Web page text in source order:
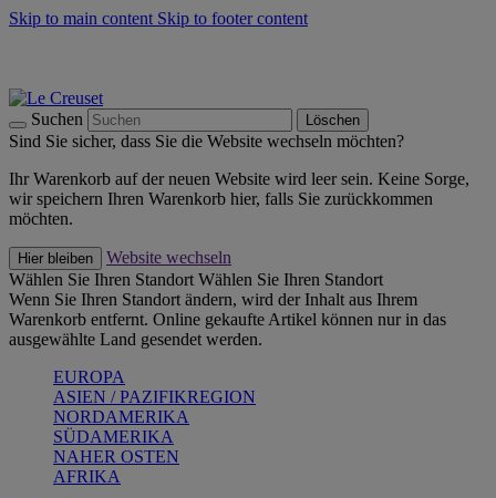
Skip to main content Skip to footer content
Suchen Löschen
Sind Sie sicher, dass Sie die Website wechseln möchten?
Ihr Warenkorb auf der neuen Website wird leer sein. Keine Sorge,
wir speichern Ihren Warenkorb hier, falls Sie zurückkommen
möchten.
Hier bleiben
Website wechseln
Wählen Sie Ihren Standort Wählen Sie Ihren Standort
Wenn Sie Ihren Standort ändern, wird der Inhalt aus Ihrem
Warenkorb entfernt. Online gekaufte Artikel können nur in das
ausgewählte Land gesendet werden.
EUROPA
ASIEN / PAZIFIKREGION
NORDAMERIKA
SÜDAMERIKA
NAHER OSTEN
AFRIKA